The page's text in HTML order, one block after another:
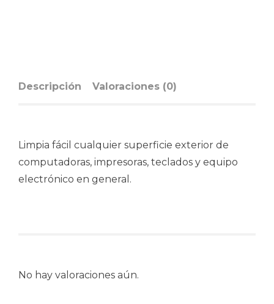
Descripción Valoraciones (0)
Limpia fácil cualquier superficie exterior de
computadoras, impresoras, teclados y equipo
electrónico en general.
No hay valoraciones aún.